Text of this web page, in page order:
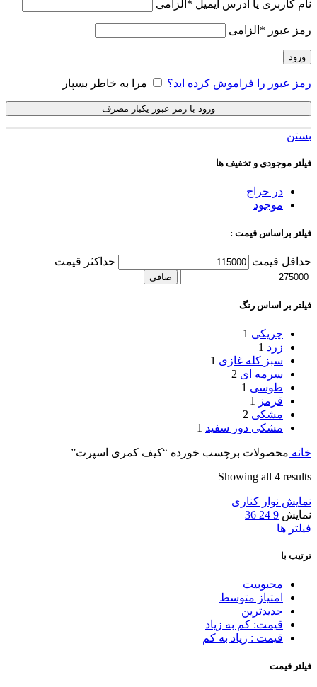
نام کاربری یا آدرس ایمیل * الزامی
رمز عبور * الزامی
ورود
رمز عبور را فراموش کرده اید؟ مرا به خاطر بسپار
ورود با رمز عبور یکبار مصرف
بستن
فیلتر موجودی و تخفیف ها
در حراج
موجود
فیلتر براساس قیمت :
حداقل قیمت حداكثر قيمت
صافی
فیلتر بر اساس رنگ
چریکی 1
زرد 1
سبز کله غازی 1
سرمه ای 2
طوسی 1
قرمز
1
مشکی 2
مشکی دور سفید 1
خانه محصولات برچسب خورده “کیف کمری اسپرت”
Showing all 4 results
نمایش نوار کناری
نمایش 9
24
36
فیلتر ها
ترتیب با
محبوبیت
امتیاز متوسط
جدیدترین
قیمت: کم به زیاد
قیمت : زیاد به کم
فیلتر قیمت